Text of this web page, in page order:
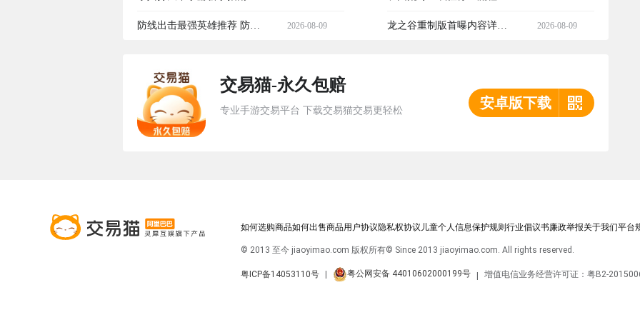
与培养建议
兵打天下手游零基础开荒入
防线出击最强英雄推荐 防线 2026-08-09 略 饥困荒野新手必看的完整
龙之谷重制版首曝内容详解 2026-08-09
交易猫-永久包赔
专业手游交易平台 下载交易猫交易更轻松 安卓版下载
如何选购商品如何出售商品用户协议隐私权协议 儿童个人信息保护规则行业倡议书廉政举报关于我们平台
© 2013 至今 jiaoyimao.com 版权所有© Since 2013 jiaoyimao.com. All rights reserved.
粤ICP备14053110号 | 粤公网安备 44010602000199号 | 增值电信业务经营许可证：粤B2-